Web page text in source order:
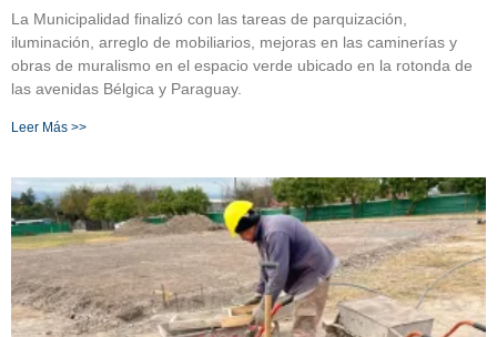
La Municipalidad finalizó con las tareas de parquización,
iluminación, arreglo de mobiliarios, mejoras en las caminerías y
obras de muralismo en el espacio verde ubicado en la rotonda de
las avenidas Bélgica y Paraguay.
Leer Más >>